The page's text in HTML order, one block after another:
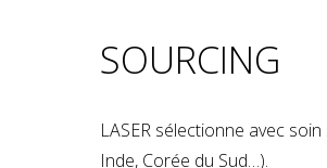
SOURCING
LASER sélectionne avec
Inde, Corée du Sud…).